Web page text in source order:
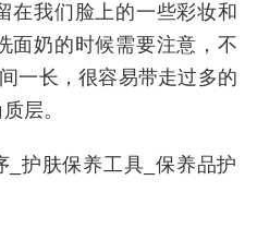
在我们脸上的一些彩妆和
面奶的时候需要注意，不
一长，很容易带走过多的
层。